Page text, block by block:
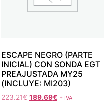
ESCAPE NEGRO (PARTE
INICIAL) CON SONDA EGT
PREAJUSTADA MY25
(INCLUYE: MI203)
223.21€ 189.69€ + IVA